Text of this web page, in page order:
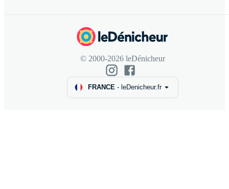
© 2000-2026 leDénicheur
FRANCE - leDenicheur.fr